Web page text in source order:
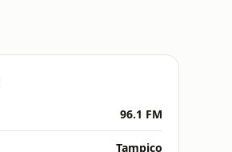
96.1 FM
Tampico